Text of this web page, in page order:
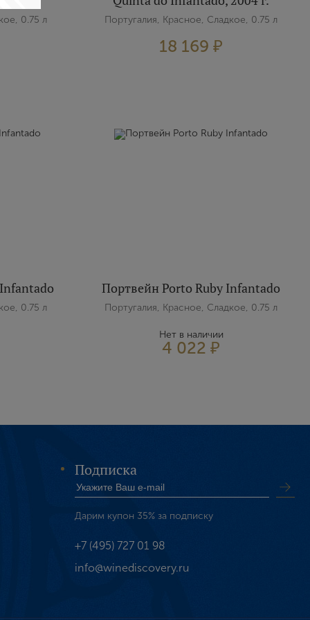
0.75 л Португалия, Красное, Сладкое, 0.75 л
18 169 ₽
0.75 л
Портвейн Porto Ruby Infantado
Португалия, Красное, Сладкое, 0.75 л
Нет в наличии
4 022 ₽
Подписка
Дарим купон 35% за подписку
+7 (495) 727 01 98
info@winediscovery.ru